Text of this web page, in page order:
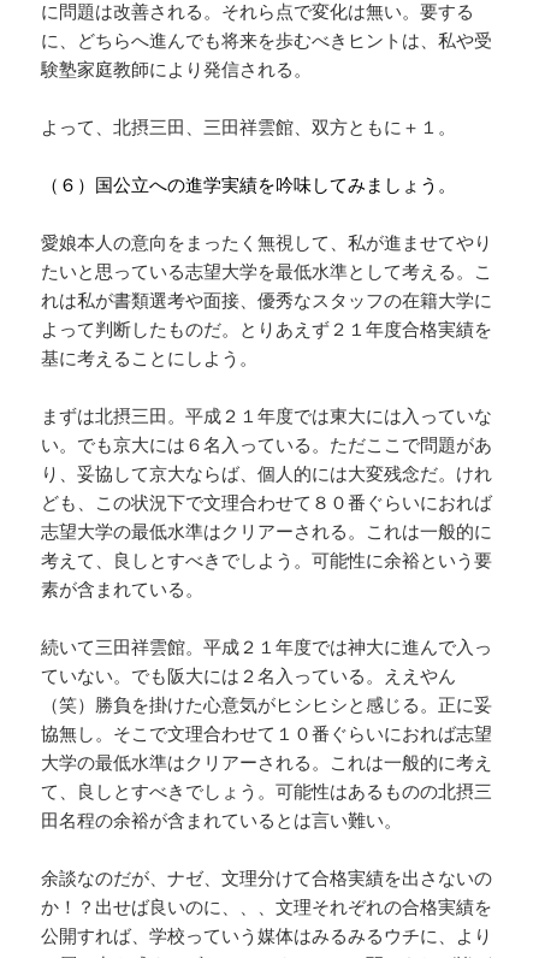
に問題は改善される。それら点で変化は無い。要する
に、どちらへ進んでも将来を歩むべきヒントは、私や受
験塾家庭教師により発信される。
よって、北摂三田、三田祥雲館、双方ともに＋１。
（６）国公立への進学実績を吟味してみましょう。
愛娘本人の意向をまったく無視して、私が進ませてやり
たいと思っている志望大学を最低水準として考える。こ
れは私が書類選考や面接、優秀なスタッフの在籍大学に
よって判断したものだ。とりあえず２１年度合格実績を
基に考えることにしよう。
まずは北摂三田。平成２１年度では東大には入っていな
い。でも京大には６名入っている。ただここで問題があ
り、妥協して京大ならば、個人的には大変残念だ。けれ
ども、この状況下で文理合わせて８０番ぐらいにおれば
志望大学の最低水準はクリアーされる。これは一般的に
考えて、良しとすべきでしよう。可能性に余裕という要
素が含まれている。
続いて三田祥雲館。平成２１年度では神大に進んで入っ
ていない。でも阪大には２名入っている。ええやん
（笑）勝負を掛けた心意気がヒシヒシと感じる。正に妥
協無し。そこで文理合わせて１０番ぐらいにおれば志望
大学の最低水準はクリアーされる。これは一般的に考え
て、良しとすべきでしょう。可能性はあるものの北摂三
田名程の余裕が含まれているとは言い難い。
余談なのだが、ナゼ、文理分けて合格実績を出さないの
か！？出せば良いのに、、、文理それぞれの合格実績を
公開すれば、学校っていう媒体はみるみるウチに、より